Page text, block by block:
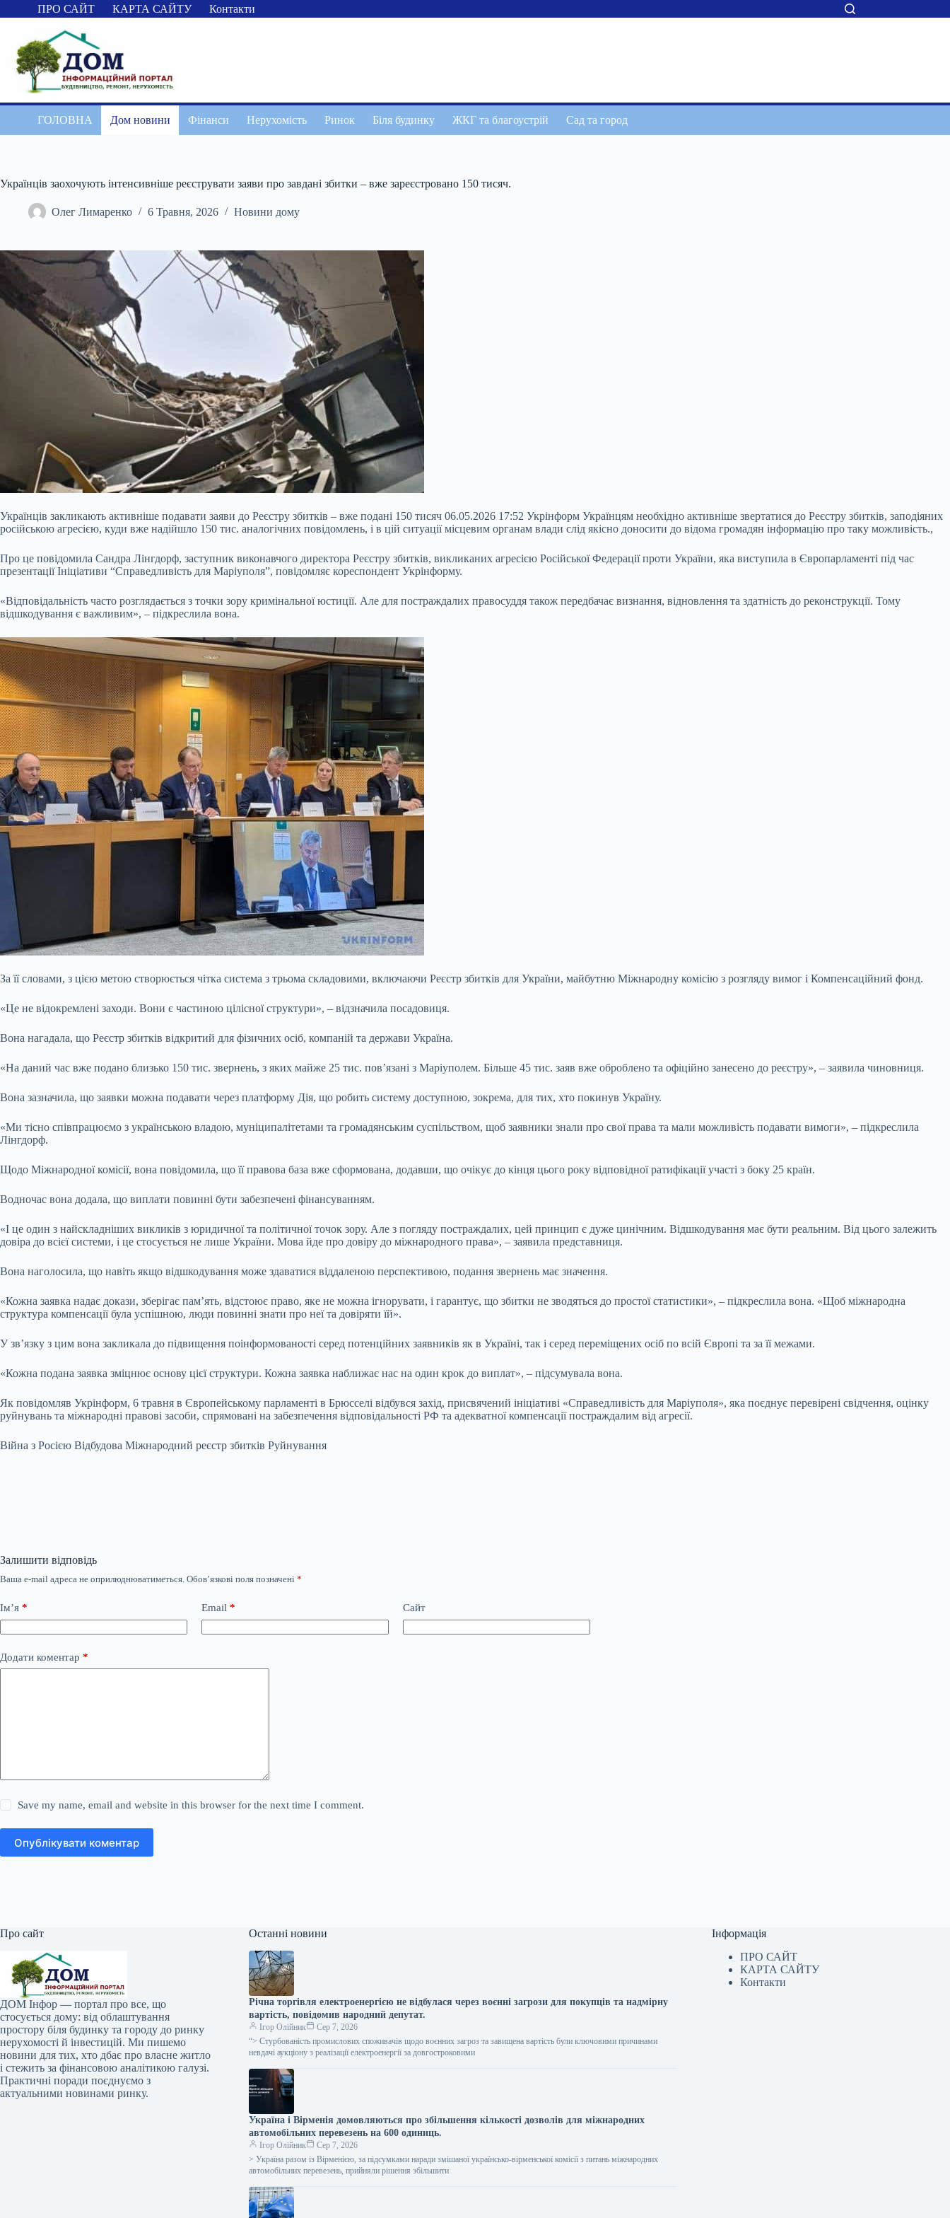
Перейти
до
ПРО САЙТ КАРТА САЙТУ Контакти
ГОЛОВНА Дом новини Фінанси Нерухомість Ринок Біля будинку ЖКГ та благоустрій Сад та город
Українців заохочують інтенсивніше реєструвати заяви про завдані збитки – вже зареєстровано 150 тисяч.
Олег Лимаренко 6 Травня, 2026 Новини дому
Українців закликають активніше подавати заяви до Реєстру збитків – вже подані 150 тисяч 06.05.2026 17:52 Укрінформ Українцям необхідно активніше звертатися до Реєстру збитків, заподіяних
російською агресією, куди вже надійшло 150 тис. аналогічних повідомлень, і в цій ситуації місцевим органам влади слід якісно доносити до відома громадян інформацію про таку можливість.,
Про це повідомила Сандра Лінгдорф, заступник виконавчого директора Реєстру збитків, викликаних агресією Російської Федераціїпроти України, яка виступила в Європарламенті під час
презентації Ініціативи “Справедливість для Маріуполя”, повідомляє кореспондент Укрінформу.
«Відповідальність часто розглядається з точки зору кримінальної юстиції. Але для постраждалих правосуддя також передбачає визнання, відновлення та здатність до реконструкції. Тому
відшкодування є важливим», – підкреслила вона.
За її словами, з цією метою створюється чітка система з трьома складовими, включаючи Реєстр збитків для України, майбутню Міжнародну комісію з розгляду вимог і Компенсаційний фонд.
«Це не відокремлені заходи. Вони є частиною цілісної структури», – відзначила посадовиця.
Вона нагадала, що Реєстр збитків відкритий для фізичних осіб, компаній та держави Україна.
«На даний час вже подано близько 150 тис. звернень, з яких майже 25 тис. пов’язані з Маріуполем. Більше 45 тис. заяв вже оброблено та офіційно занесено до реєстру», – заявила чиновниця.
Вона зазначила, що заявки можна подавати через платформу Дія, що робить систему доступною, зокрема, для тих, хто покинув Україну.
«Ми тісно співпрацюємо з українською владою, муніципалітетами та громадянським суспільством, щоб заявники знали про свої права та мали можливість подавати вимоги», – підкреслила
Лінгдорф.
Щодо Міжнародної комісії, вона повідомила, що її правова база вже сформована, додавши, що очікує до кінця цього року відповідної ратифікації участі з боку 25 країн.
Водночас вона додала, що виплати повинні бути забезпечені фінансуванням.
«І це один з найскладніших викликів з юридичної та політичної точок зору. Але з погляду постраждалих, цей принцип є дуже цинічним. Відшкодування має бути реальним. Від цього залежить
довіра до всієї системи, і це стосується не лише України. Мова йде про довіру до міжнародного права», – заявила представниця.
Вона наголосила, що навіть якщо відшкодування може здаватися віддаленою перспективою, подання звернень має значення.
«Кожна заявка надає докази, зберігає пам’ять, відстоює право, яке не можна ігнорувати, і гарантує, що збитки не зводяться до простої статистики», – підкреслила вона. «Щоб міжнародна
структура компенсації була успішною, люди повинні знати про неї та довіряти їй».
У зв’язку з цим вона закликала до підвищення поінформованості серед потенційних заявників як в Україні, так і серед переміщених осіб по всій Європі та за її межами.
«Кожна подана заявка зміцнює основу цієї структури. Кожна заявка наближає нас на один крок до виплат», – підсумувала вона.
Як повідомляв Укрінформ, 6 травня в Європейському парламенті в Брюсселі відбувся захід, присвячений ініціативі «Справедливість для Маріуполя», яка поєднує перевірені свідчення, оцінку
руйнувань та міжнародні правові засоби, спрямовані на забезпечення відповідальності РФ та адекватної компенсації постраждалим від агресії.
Війна з Росією Відбудова Міжнародний реєстр збитків Руйнування
Залишити відповідь
Ваша e-mail адреса не оприлюднюватиметься. Обов’язкові поля позначені *
Ім’я * Email * Сайт
Додати коментар *
Save my name, email and website in this browser for the next time I comment.
Опублікувати коментар
Про сайт
ДОМ Інфор — портал про все, що
стосується дому: від облаштування
простору біля будинку та городу до ринку
нерухомості й інвестицій. Ми пишемо
новини для тих, хто дбає про власне житло
і стежить за фінансовою аналітикою галузі.
Практичні поради поєднуємо з
актуальними новинами ринку.
Останні новини
Річна торгівля електроенергією не відбулася через воєнні загрози для покупців та надмірну
вартість, повідомив народний депутат.
Ігор Олійник
Сер 7, 2026
“> Стурбованість промислових споживачів щодо воєнних загроз та завищена вартість були ключовими причинами
невдачі аукціону з реалізації електроенергії за довгостроковими
Україна і Вірменія домовляються про збільшення кількості дозволів для міжнародних
автомобільних перевезень на 600 одиниць.
Ігор Олійник
Сер 7, 2026
> Україна разом із Вірменією, за підсумками наради змішаної українсько-вірменської комісії з питань міжнародних
автомобільних перевезень, прийняли рішення збільшити
Інформація
ПРО САЙТ
КАРТА САЙТУ
Контакти